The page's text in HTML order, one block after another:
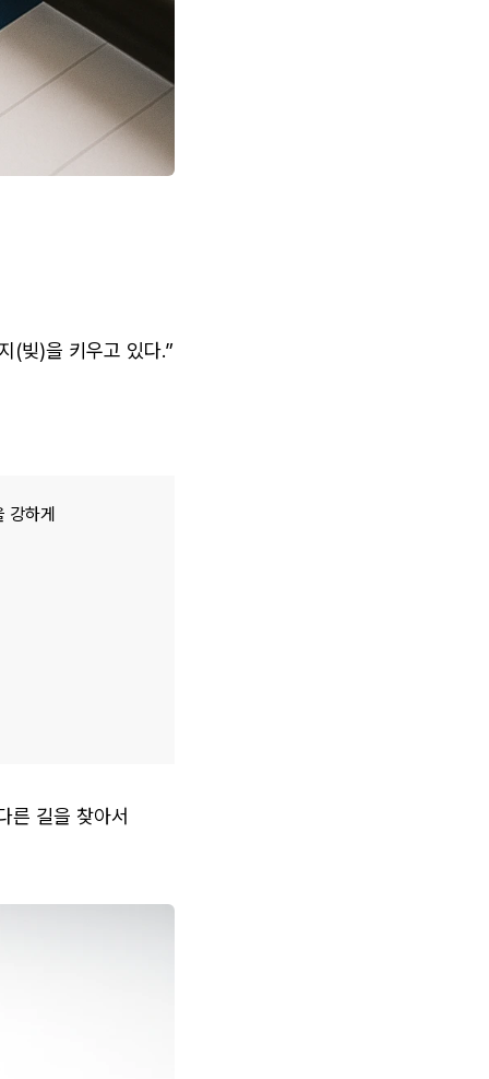
(빚)을 키우고 있다.”
강하게
른 길을 찾아서